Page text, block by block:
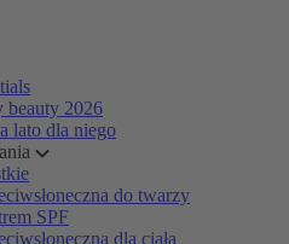
beauty 2026
lato dla niego
do twarzy
SPF
dla ciała